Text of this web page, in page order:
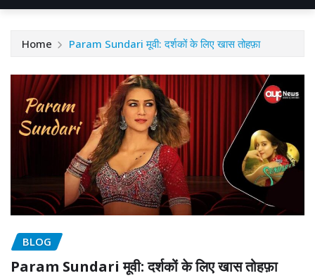
Home Param Sundari मूवी: दर्शकों के लिए खास तोहफ़ा
BLOG
Param Sundari मूवी: दर्शकों के लिए खास तोहफ़ा